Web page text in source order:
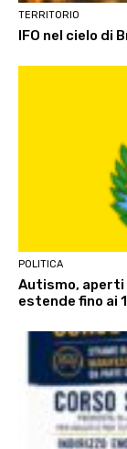
TERRITORIO
IFO nel cielo di
POLITICA
Autismo, aperti
estende fino ai